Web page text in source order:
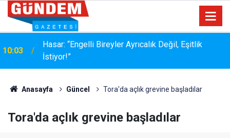
17:36
MÜŞTERİ HER ZAMAN HAKLIDIR… AMA HER
ZAMAN NAZİK DEĞİLDİR
Anasayfa Güncel Tora'da açlık grevine başladılar
Tora'da açlık grevine başladılar